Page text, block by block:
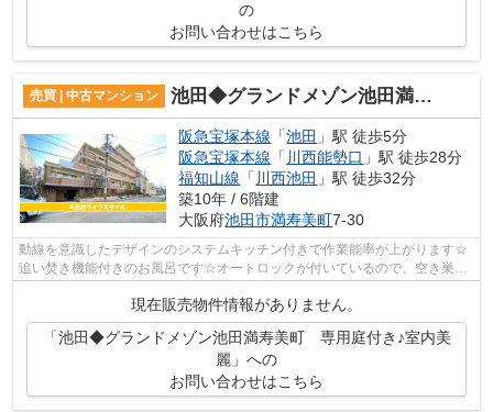
の
お問い合わせはこちら
売買 | 中古マンション 池田◆グランドメゾン池田満寿美町 専用庭付き♪室内美麗
阪急宝塚本線 「池田 」駅 徒歩5分
阪急宝塚本線 「 川西能勢口 」駅 徒歩28分
福知山線 「 川西池田 」駅 徒歩32分
築10年 / 6階建
大阪府池田市満寿美町7-30
動線を意識したデザインのシステムキッチン付きで作業能率が上がります☆
追い焚き機能付きのお風呂です☆オートロックが付いているので、空き巣な
現在販売物件情報がありません。
「池田◆グランドメゾン池田満寿美町 専用庭付き♪室内美
麗」への
お問い合わせはこちら